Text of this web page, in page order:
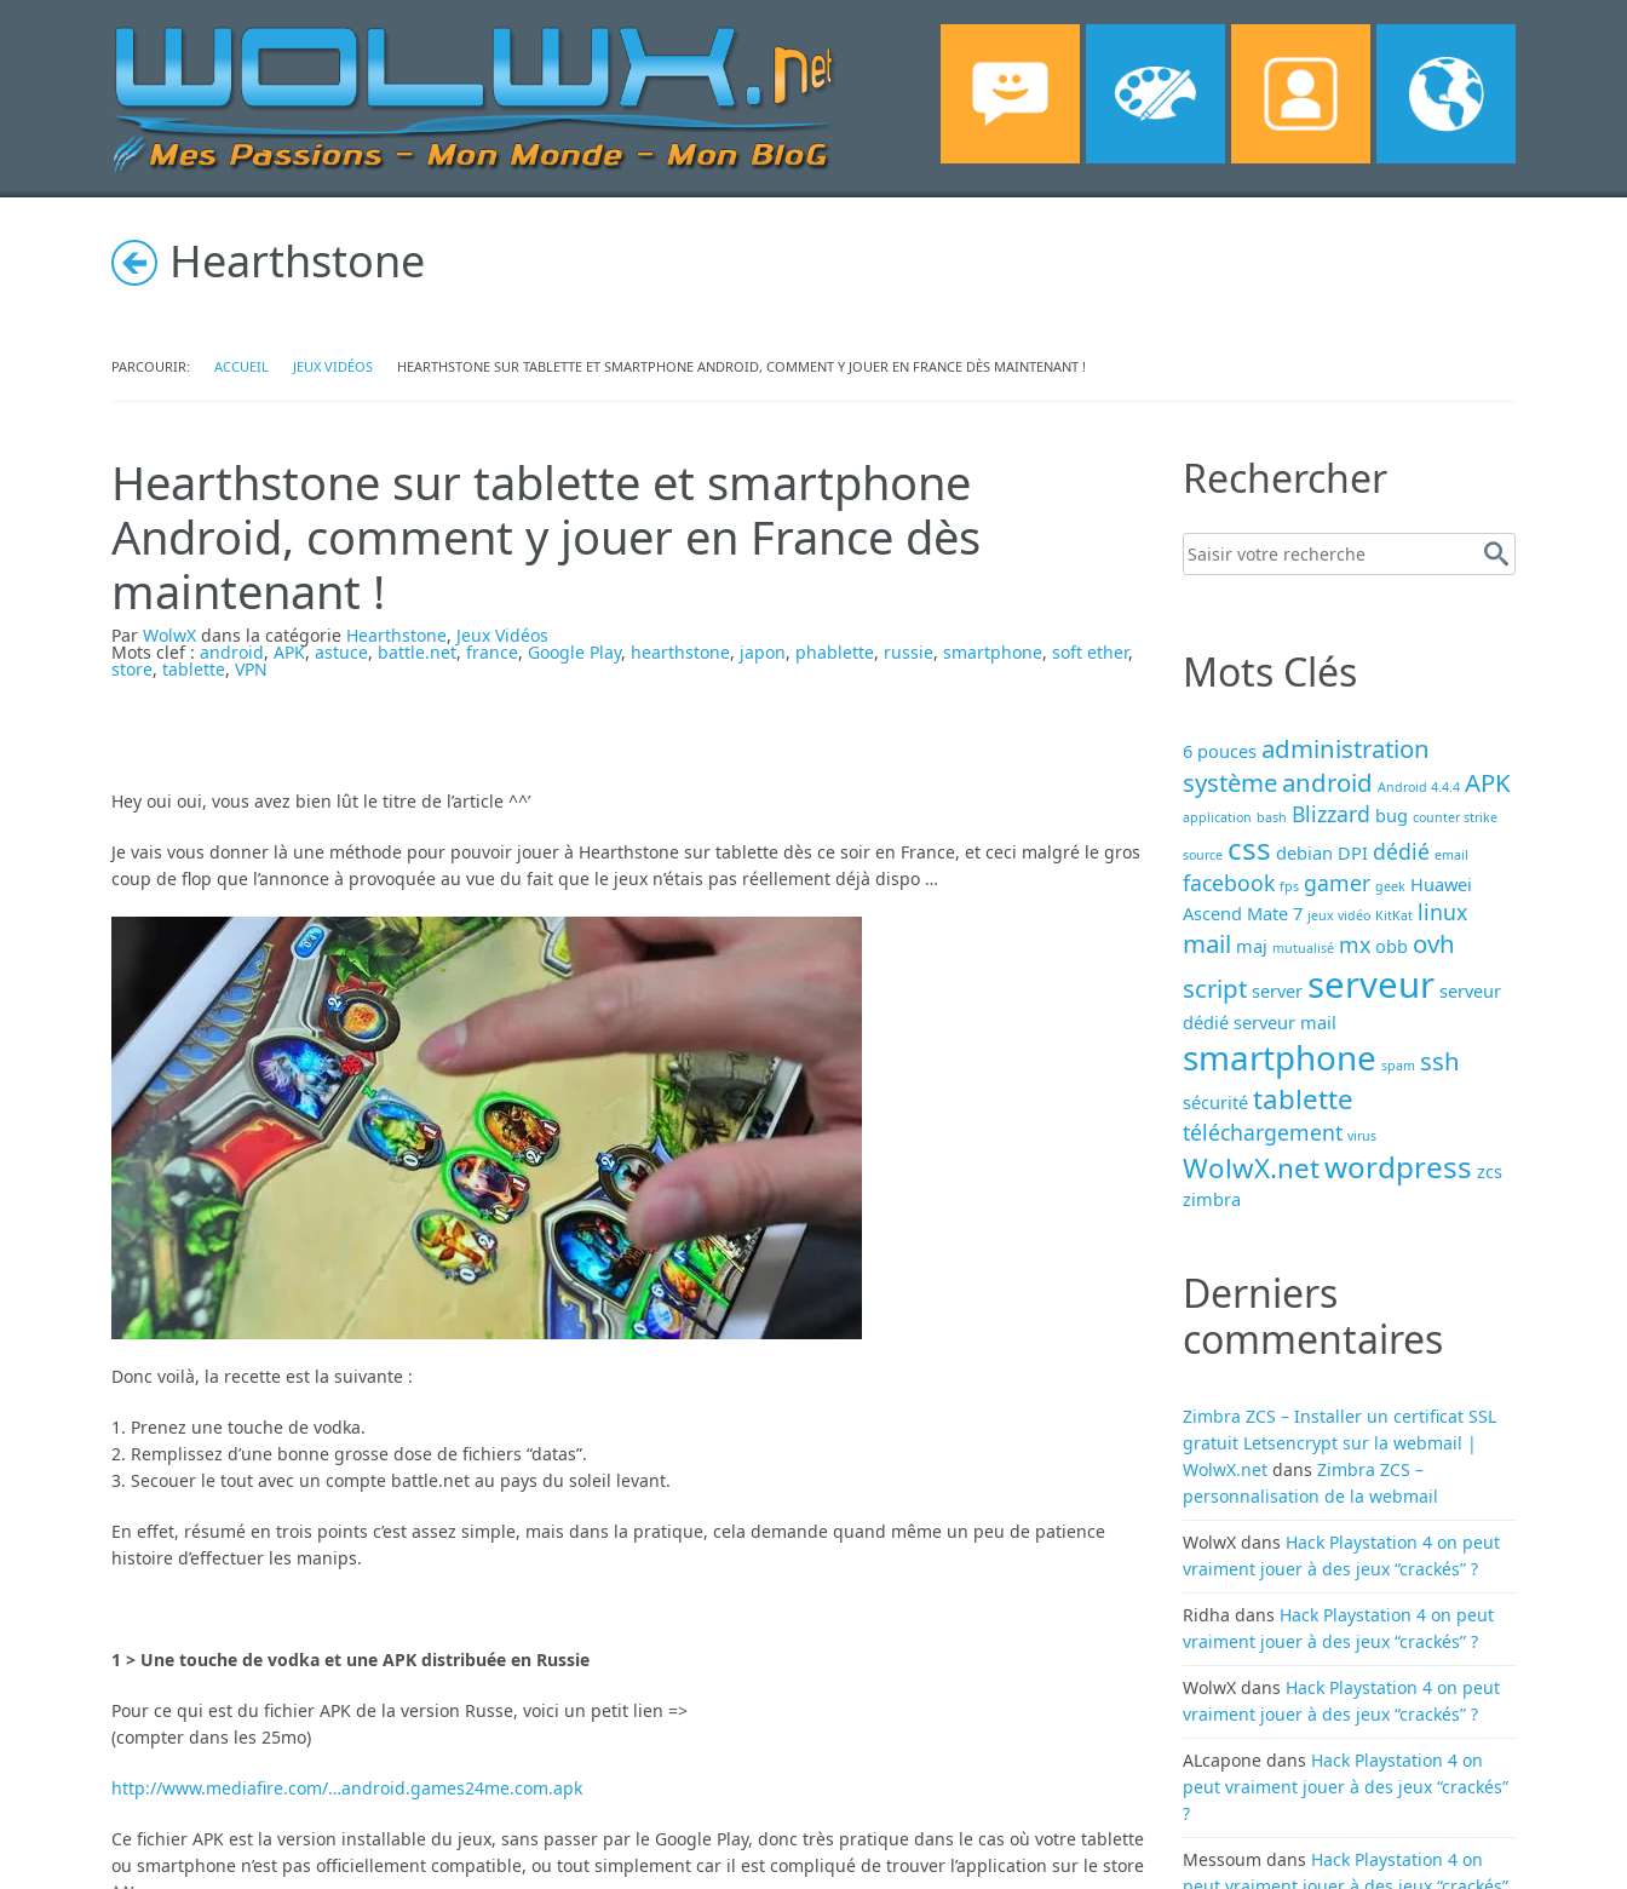
Hearthstone
PARCOURIR: ACCUEIL JEUX VIDÉOS HEARTHSTONE SUR TABLETTE ET SMARTPHONE ANDROID, COMMENT Y JOUER EN FRANCE DÈS MAINTENANT !
Hearthstone sur tablette et smartphone
Android, comment y jouer en France dès
maintenant !
Par WolwX dans la catégorie Hearthstone, Jeux Vidéos
Mots clef : android, APK, astuce, battle.net, france, Google Play, hearthstone, japon, phablette, russie, smartphone, soft ether,
store, tablette, VPN
Hey oui oui, vous avez bien lût le titre de l’article ^^’
Je vais vous donner là une méthode pour pouvoir jouer à Hearthstone sur tablette dès ce soir en France, et ceci malgré le gros
coup de flop que l’annonce à provoquée au vue du fait que le jeux n’étais pas réellement déjà dispo …
Donc voilà, la recette est la suivante :
Prenez une touche de vodka.
Remplissez d’une bonne grosse dose de fichiers “datas”.
Secouer le tout avec un compte battle.net au pays du soleil levant.
En effet, résumé en trois points c’est assez simple, mais dans la pratique, cela demande quand même un peu de patience
histoire d’effectuer les manips.
1 > Une touche de vodka et une APK distribuée en Russie
Pour ce qui est du fichier APK de la version Russe, voici un petit lien =>
(compter dans les 25mo)
http://www.mediafire.com/…android.games24me.com.apk
Ce fichier APK est la version installable du jeux, sans passer par le Google Play, donc très pratique dans le cas où votre tablette
ou smartphone n’est pas officiellement compatible, ou tout simplement car il est compliqué de trouver l’application sur le store
Rechercher
Mots Clés
6 pouces administration
systèmeandroid Android 4.4.4 APK
application bash Blizzard bug counter strike
source css debian DPI dédié email
facebook fps gamer geek Huawei
Ascend Mate 7 jeux vidéo KitKat linux
mail maj mutualisé mx obb ovh
script server serveur serveur
dédié serveur mail
smartphone spam ssh
sécurité tablette
téléchargement virus
WolwX.networdpress zcs
zimbra
Derniers
commentaires
Zimbra ZCS – Installer un certificat SSL
gratuit Letsencrypt sur la webmail |
WolwX.net dans Zimbra ZCS –
personnalisation de la webmail
WolwX dans Hack Playstation 4 on peut
vraiment jouer à des jeux “crackés” ?
Ridha dans Hack Playstation 4 on peut
vraiment jouer à des jeux “crackés” ?
WolwX dans Hack Playstation 4 on peut
vraiment jouer à des jeux “crackés” ?
ALcapone dans Hack Playstation 4 on
peut vraiment jouer à des jeux “crackés”
?
Messoum dans Hack Playstation 4 on